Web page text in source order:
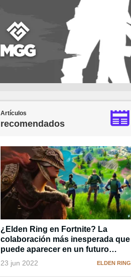
Artículos
recomendados
¿Elden Ring en Fortnite? La
colaboración más inesperada que
puede aparecer en un futuro
cercano
23 jun 2022 ELDEN RING